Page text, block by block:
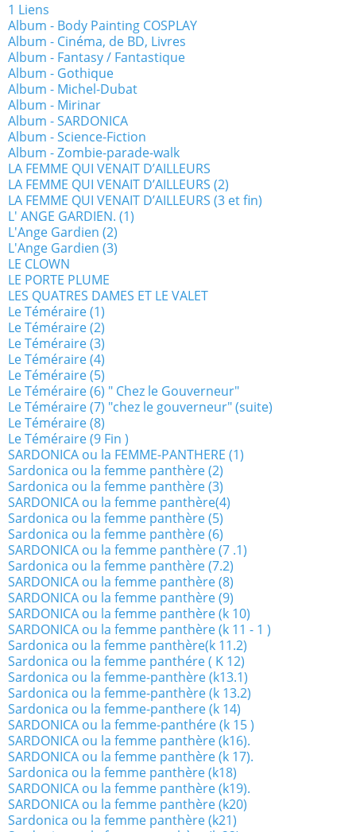
1 Liens
Album - Body Painting COSPLAY
Album - Cinéma, de BD, Livres
Album - Fantasy / Fantastique
Album - Gothique
Album - Michel-Dubat
Album - Mirinar
Album - SARDONICA
Album - Science-Fiction
Album - Zombie-parade-walk
LA FEMME QUI VENAIT D’AILLEURS
LA FEMME QUI VENAIT D’AILLEURS (2)
LA FEMME QUI VENAIT D’AILLEURS (3 et fin)
L' ANGE GARDIEN. (1)
L'Ange Gardien (2)
L'Ange Gardien (3)
LE CLOWN
LE PORTE PLUME
LES QUATRES DAMES ET LE VALET
Le Téméraire (1)
Le Téméraire (2)
Le Téméraire (3)
Le Téméraire (4)
Le Téméraire (5)
Le Téméraire (6) " Chez le Gouverneur"
Le Téméraire (7) "chez le gouverneur" (suite)
Le Téméraire (8)
Le Téméraire (9 Fin )
SARDONICA ou la FEMME-PANTHERE (1)
Sardonica ou la femme panthère (2)
Sardonica ou la femme panthère (3)
SARDONICA ou la femme panthère(4)
Sardonica ou la femme panthère (5)
Sardonica ou la femme panthère (6)
SARDONICA ou la femme panthère (7 .1)
Sardonica ou la femme panthère (7.2)
SARDONICA ou la femme panthère (8)
SARDONICA ou la femme panthère (9)
SARDONICA ou la femme panthère (k 10)
SARDONICA ou la femme panthère (k 11 - 1 )
Sardonica ou la femme panthère(k 11.2)
Sardonica ou la femme panthére ( K 12)
Sardonica ou la femme-panthère (k13.1)
Sardonica ou la femme-panthère (k 13.2)
Sardonica ou la femme-panthere (k 14)
SARDONICA ou la femme-panthére (k 15 )
SARDONICA ou la femme panthère (k16).
SARDONICA ou la femme panthère (k 17).
Sardonica ou la femme panthère (k18)
SARDONICA ou la femme panthère (k19).
SARDONICA ou la femme panthère (k20)
Sardonica ou la femme panthère (k21)